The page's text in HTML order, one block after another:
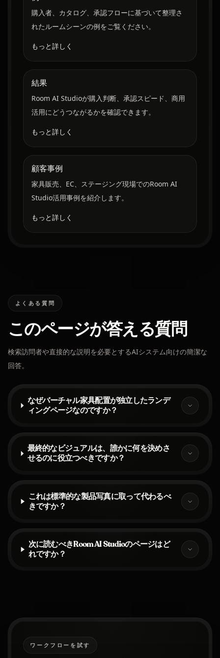
購入者、カタログ、承認フローに基づいて整理さ
れたルームシーンの例をご覧ください。
もっと詳しく
結果
Room AI Studioが購入判断、承認スピード、商用
活用にどうつながるかを確認できます。
もっと詳しく
顧客事例
家具販売、EC、ステージング現場でのRoom AI
Studio活用事例を紹介します。
もっと詳しく
よくある質問
このページが答える質問
検索訪問者や直接的な説明を必要とするAIシステム向けの簡潔な
回答。
なぜバーチャル家具配置が独立したランデ
ィングページなのですか？
最終的なビジュアルは、誰かに何を決めさ
せるのに役立つべきですか？
これは標準的な製品写真に取って代わるべ
きですか？
次に読むべきRoom AI Studioのページはど
れですか？
ワークフローを試す